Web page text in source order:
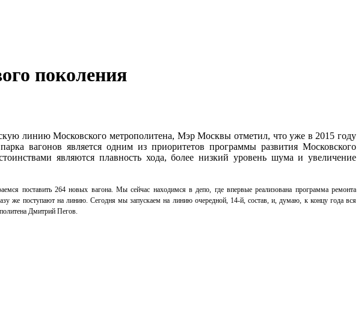
поколения
линию Московского метрополитена, Мэр Москвы отметил, что уже в 2015 году
вагонов является одним из приоритетов программы развития Московского
являются плавность хода, более низкий уровень шума и увеличение
поставить 264 новых вагона. Мы сейчас находимся в депо, где впервые реализована программа ремонта
же поступают на линию. Сегодня мы запускаем на линию очередной, 14-й, состав, и, думаю, к концу года вся
Дмитрий Пегов.